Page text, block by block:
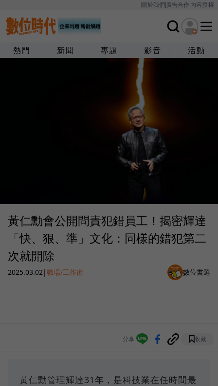
關於我們廣告合作內容授權
熱門 新聞 專題 影音 活動
黃仁勳會公開問責犯錯員工！揭密輝達
「快、狠、準」文化：同樣的錯犯第二
次就開除
2025.03.02|職場/工作術 數位書選
分享 收藏
黃仁勳管理輝達31年，是科技業在任時間最